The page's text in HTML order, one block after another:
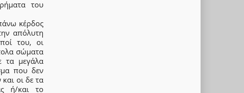
του
κέρδος
απόλυτη
του, οι
σώματα
τα μεγάλα
που δεν
οι δε τα
ή/και το